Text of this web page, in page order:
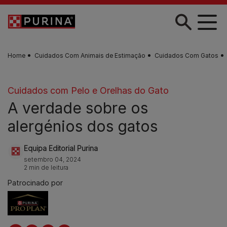
Skip to main content
Home Cuidados Com Animais de Estimação Cuidados Com Gatos
Cuidados com Pelo e Orelhas do Gato
A verdade sobre os
alergénios dos gatos
Equipa Editorial Purina
setembro 04, 2024
2 min de leitura
Patrocinado por